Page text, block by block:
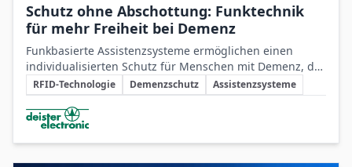
Schutz ohne Abschottung: Funktechnik
für mehr Freiheit bei Demenz
Funkbasierte Assistenzsysteme ermöglichen einen
individualisierten Schutz für Menschen mit Demenz, der
Sicherheit mit größtmöglicher Selbstbestimmung
verbindet.
Schlüsselthemen
RFID-Technologie Demenzschutz Assistenzsysteme
Beteiligte Unternehmen